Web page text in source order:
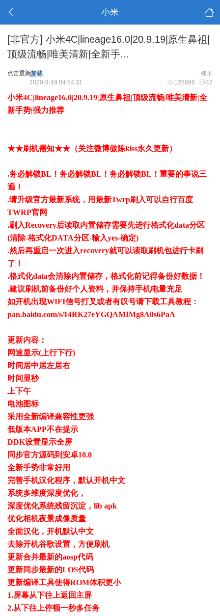
小米
[非官方] 小米4C|lineage16.0|20.9.19|原生鼻祖|
顶级流畅|唯美清新|全新手...
点击重新加载 楼主
傲陈
125896 42
2020-9-19 04:54:31
小米4C|lineage16.0|20.9.19|原生鼻祖|顶级流畅|唯美清新|全
新手势|强力推荐
★★刷机需知★★（关注微博傲陈kiss永久更新）
.务必解锁BL！务必解锁BL！务必解锁BL！重要的事说三
遍！
.请升级官方最新系统，用最新Twrp刷入可以自行百度
TWRP官网
.刷入Recovery后读取内置储存需要先进行格式化data分区
(清除-格式化DATA分区-输入yes-确定)
.然后再重启一次进入recovery就可以读取刷机包进行卡刷
了！
.格式化data会清除内置储存，格式化前记得备份好数据！
.建议刷机前备份好个人资料，并保持手机电量充足
如开机出现WIFI信号打叉或者有叹号请下载工具教程：
pan.baidu.com/s/14RK27eYGQAMIMg8A0s6PaA
更新内容：
网速显示(上行下行)
时间居中居左居右
时间显秒
上下午
电池图标
采用全新编译兼容性更强
低版本APP不在提示
DDK设置显示全屏
同步官方源码到安卓10.0
全新手势非常好用
完善手机汉化程序，默认开机中文
系统多维度深度优化，
深度优化系统残留沉淀，lib apk
优化相机夜景成像质量
全面汉化，开机默认中文
去除开机谷歌设置，方便刷机
更新合并最新的aosp代码
更新同步最新的LOS代码
更新编译工具使得ROM体积更小
1.屏幕从下往上返回主屏
2.从下往上停顿一秒多任务